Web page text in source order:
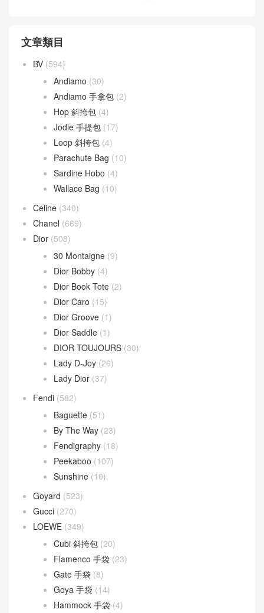
文章類目
BV (594)
Andiamo (30)
Andiamo 手拿包 (2)
Hop 斜挎包 (4)
Jodie 手提包 (17)
Loop 斜挎包 (4)
Parachute Bag (10)
Sardine Hobo (4)
Wallace Bag (10)
Celine (340)
Chanel (669)
Dior (508)
30 Montaigne (9)
Dior Bobby (4)
Dior Book Tote (2)
Dior Caro (15)
Dior Groove (1)
Dior Saddle (1)
DIOR TOUJOURS (30)
Lady D-Joy (26)
Lady Dior (37)
Fendi (582)
Baguette (51)
By The Way (23)
Fendigraphy (18)
Peekaboo (107)
Sunshine (10)
Goyard (523)
Gucci (270)
LOEWE (349)
Cubi 斜挎包 (20)
Flamenco 手袋 (23)
Gate 手袋 (8)
Goya 手袋 (14)
Hammock 手袋 (4)